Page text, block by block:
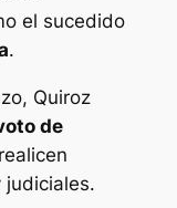
el sucedido
.
Quiroz
de
judiciales.